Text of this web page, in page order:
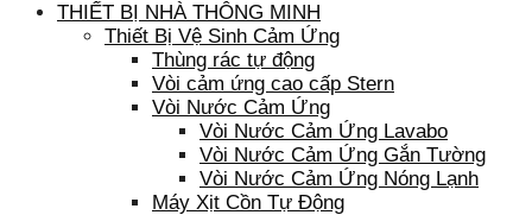
THIẾT BỊ NHÀ THÔNG MINH
Thiết Bị Vệ Sinh Cảm Ứng
Thùng rác tự động
Vòi cảm ứng cao cấp Stern
Vòi Nước Cảm Ứng
Vòi Nước Cảm Ứng Lavabo
Vòi Nước Cảm Ứng Gắn Tường
Vòi Nước Cảm Ứng Nóng Lạnh
Máy Xịt Cồn Tự Động